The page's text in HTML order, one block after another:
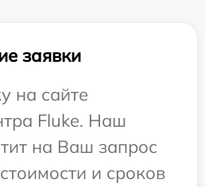
заявки
на сайте
Fluke. Наш
на Ваш запрос
и сроков